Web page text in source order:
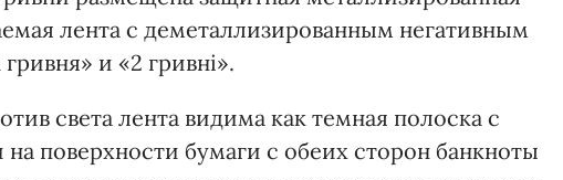
лента с деметаллизированным негативным
и «2 гривні».
света лента видима как темная полоска с
поверхности бумаги с обеих сторон банкноты